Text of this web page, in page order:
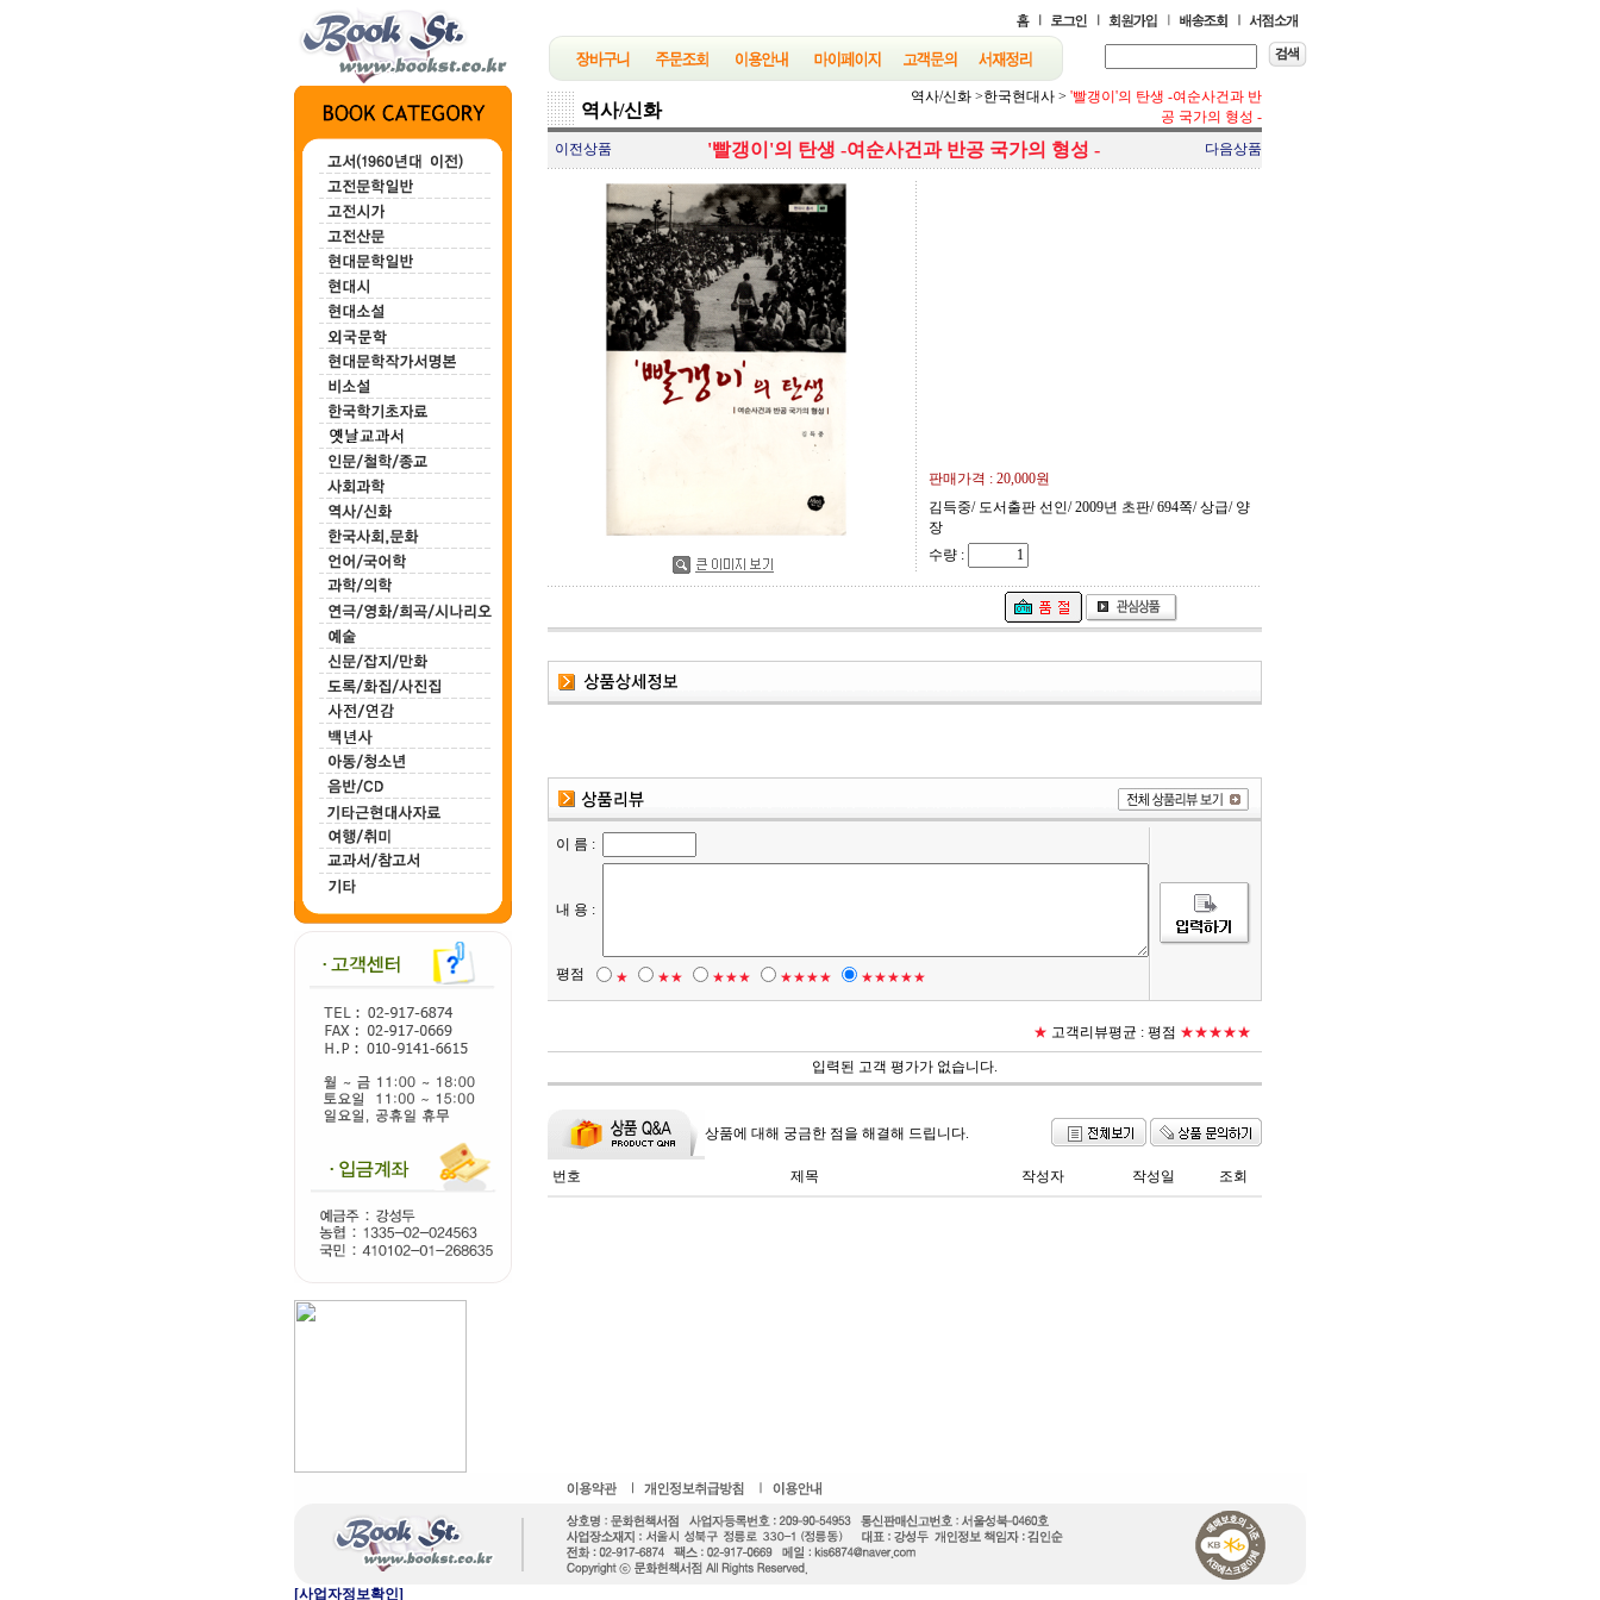
역사/신화
역사/신화 >한국현대사 > '빨갱이'의 탄생 -여순사건과 반
공 국가의 형성 -
이전상품
'빨갱이'의 탄생 -여순사건과 반공 국가의 형성 - 다음상품
판매가격 : 20,000원
김득중/ 도서출판 선인/ 2009년 초판/ 694쪽/ 상급/ 양
장
수량 :
이 름 :
내 용 :
평점 ★ ★★ ★★★ ★★★★ ★★★★★
★ 고객리뷰평균 : 평점 ★★★★★
입력된 고객 평가가 없습니다.
상품에 대해 궁금한 점을 해결해 드립니다.
번호 제목 작성자 작성일 조회
[사업자정보확인]